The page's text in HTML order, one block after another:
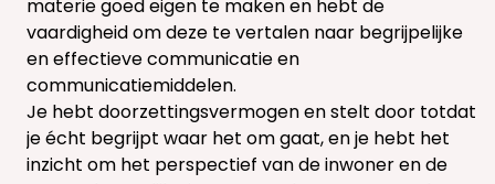
materie goed eigen te maken en hebt de
vaardigheid om deze te vertalen naar begrijpelijke
en effectieve communicatie en
communicatiemiddelen.
Je hebt doorzettingsvermogen en stelt door totdat
je écht begrijpt waar het om gaat, en je hebt het
inzicht om het perspectief van de inwoner en de